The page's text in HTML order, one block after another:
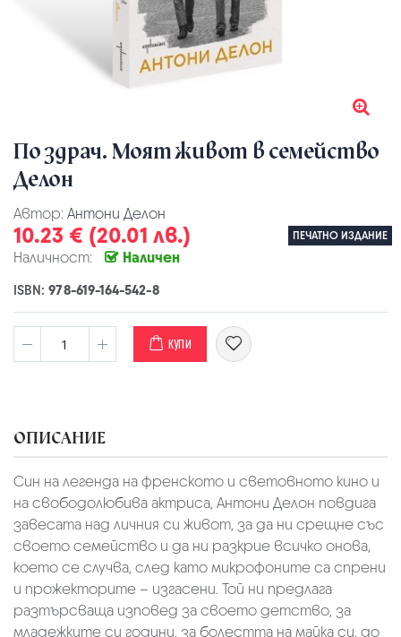
По здрач. Моят живот в семейство
Делон
Автор: Антони Делон
10.23 € (20.01 лв.) ПЕЧАТНО ИЗДАНИЕ
Наличност: Наличен
ISBN:978-619-164-542-8
КУПИ
ОПИСАНИЕ
Син на легенда на френското и световното кино и
на свободолюбива актриса, Антони Делон повдига
завесата над личния си живот, за да ни срещне със
своето семейство и да ни разкрие всичко онова,
което се случва, след като микрофоните са спрени
и прожекторите – изгасени. Той ни предлага
разтърсваща изповед за своето детство, за
младежките си години, за болестта на майка си, до